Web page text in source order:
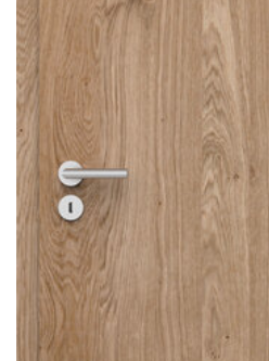
Sonnen- und Insektenschutz
Hochwasser­schutz
Dachboden­treppen